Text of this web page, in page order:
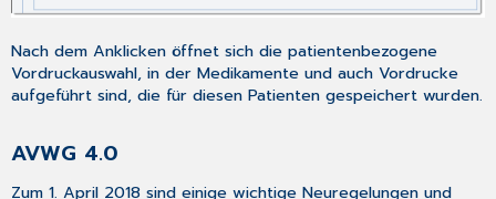
Nach dem Anklicken öffnet sich die patientenbezogene
Vordruckauswahl, in der Medikamente und auch Vordrucke
aufgeführt sind, die für diesen Patienten gespeichert wurden.
AVWG 4.0
Zum 1. April 2018 sind einige wichtige Neuregelungen und